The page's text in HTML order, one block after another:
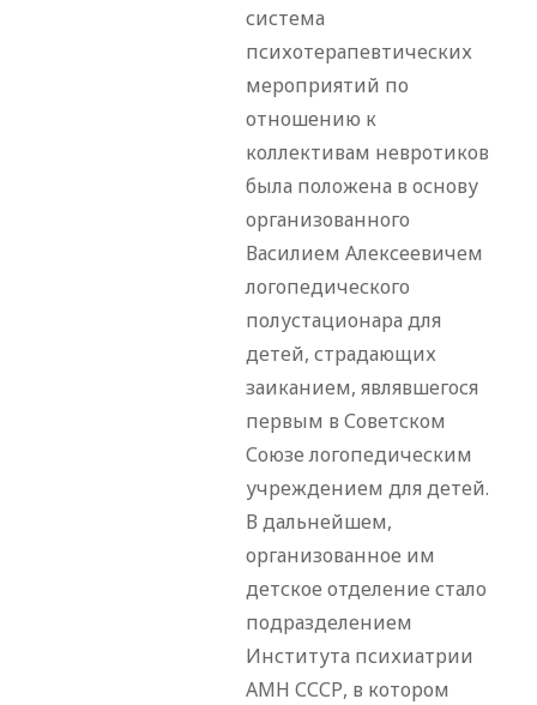
система
психотерапевтических
мероприятий по
отношению к
коллективам невротиков
была положена в основу
организованного
Василием Алексеевичем
логопедического
полустационара для
детей, страдающих
заиканием, являвшегося
первым в Советском
Союзе логопедическим
учреждением для детей.
В дальнейшем,
организованное им
детское отделение стало
подразделением
Института психиатрии
АМН СССР, в котором